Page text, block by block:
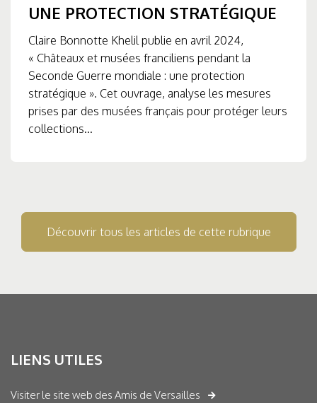
UNE PROTECTION STRATÉGIQUE
Claire Bonnotte Khelil publie en avril 2024,
« Châteaux et musées franciliens pendant la
Seconde Guerre mondiale : une protection
stratégique ». Cet ouvrage, analyse les mesures
prises par des musées français pour protéger leurs
collections...
Découvrir tous les articles de cette rubrique
LIENS UTILES
Visiter le site web des Amis de Versailles